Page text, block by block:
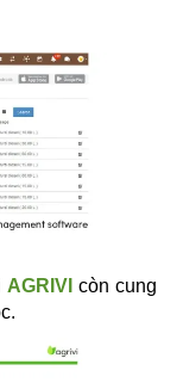
AGRIVI còn cung